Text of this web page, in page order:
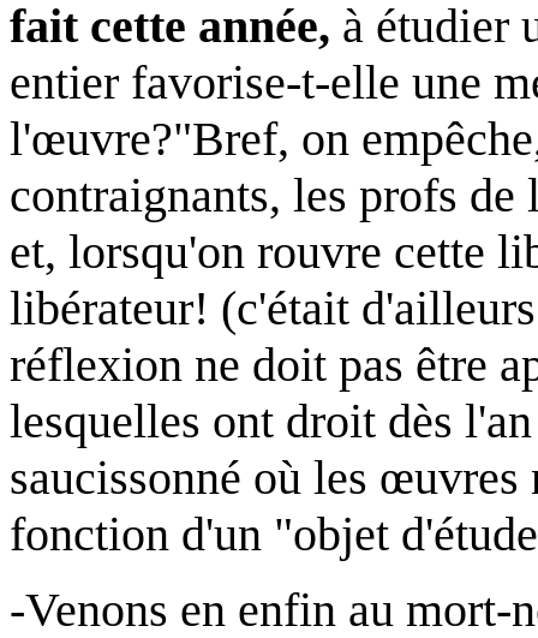
fait cette année, à étudier
entier favorise-t-elle une
l'œuvre?"Bref, on
contraignants, les profs de
et, lorsqu'on rouvre cette
libérateur! (c'était
réflexion ne doit pas être
lesquelles ont droit dès
saucissonné où les
fonction d'un "objet
-Venons en enfin au